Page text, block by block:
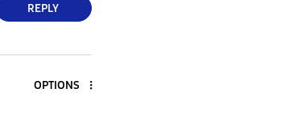
REPLY
OPTIONS